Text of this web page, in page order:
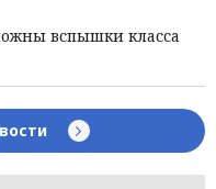
вспышки класса